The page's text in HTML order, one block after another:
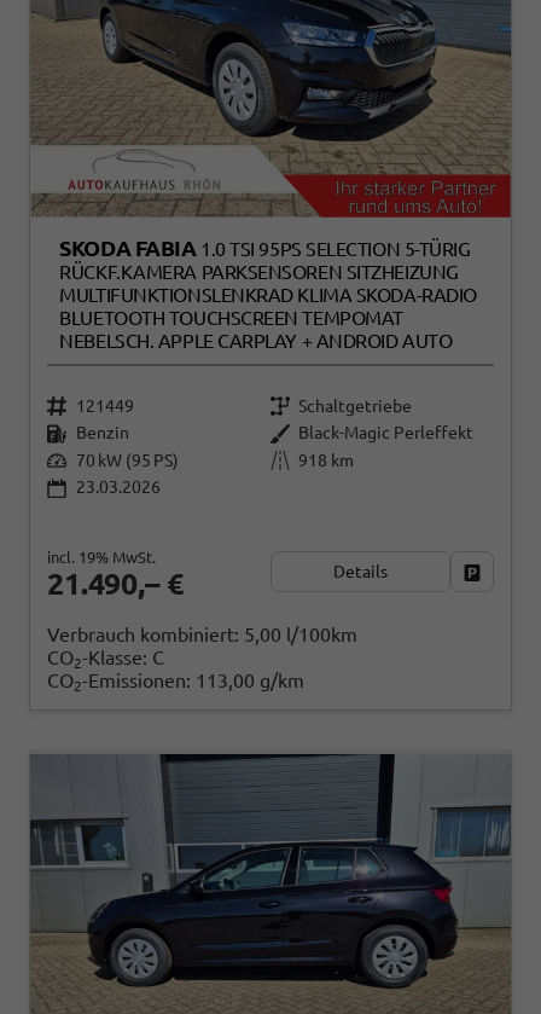
SKODA FABIA 1.0 TSI 95PS SELECTION 5-TÜRIG
RÜCKF.KAMERA PARKSENSOREN SITZHEIZUNG
MULTIFUNKTIONSLENKRAD KLIMA SKODA-RADIO
BLUETOOTH TOUCHSCREEN TEMPOMAT
NEBELSCH. APPLE CARPLAY + ANDROID AUTO
121449
Schaltgetriebe
Benzin
Black-Magic Perleffekt
70 kW (95 PS)
918 km
23.03.2026
21.490,– €
incl. 19% MwSt.
Details
Verbrauch kombiniert: 5,00 l/100km
CO2-Klasse: C
CO2-Emissionen: 113,00 g/km